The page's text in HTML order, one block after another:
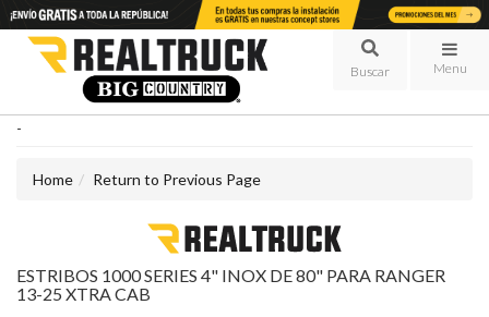
Menu
-
Home Return to Previous Page
ESTRIBOS 1000 SERIES 4" INOX DE 80" PARA RANGER
13-25 XTRA CAB